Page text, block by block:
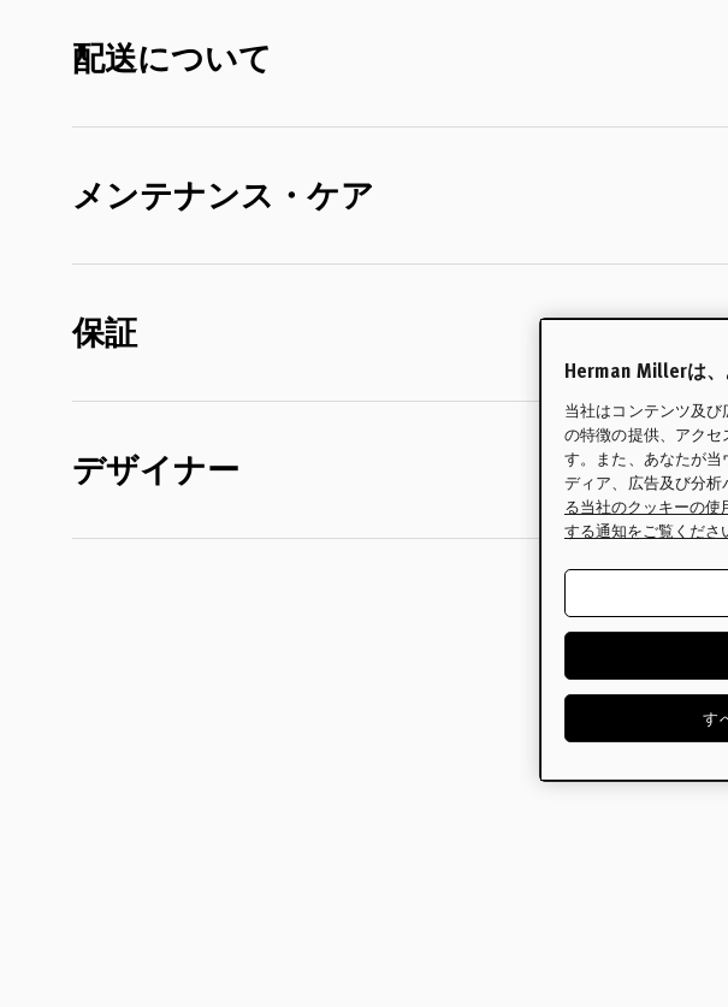
配送について
メンテナンス・ケア
保証
デザイナー
Herman Millerは
当社はコンテンツ及
の特徴の提供、アク
す。また、あなたが
ディア、広告及び分析
る当社のクッキーの
する通知をご覧くださ
す